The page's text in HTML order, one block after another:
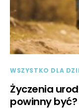
WSZYSTKO DLA
Życzenia
powinny być?